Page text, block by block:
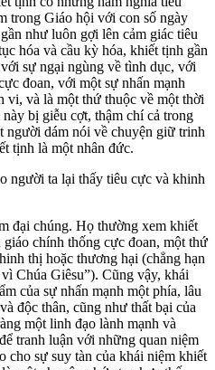
trong Giáo hội với con số ngày
như luôn gợi lên cảm giác tiêu
hóa và cầu kỳ hóa, khiết tịnh gần
sự ngại ngùng về tình dục, với
đoan, với một sự nhấn mạnh
vi, và là một thứ thuộc về một thời
bị giễu cợt, thậm chí cả trong
người dám nói về chuyện giữ trinh
tịnh là một nhân đức.
người ta lại thấy tiêu cực và khinh
đại chúng. Họ thường xem khiết
chính thống cực đoan, một thứ
thị hoặc thương hại (chẳng hạn
Chúa Giêsu”). Cũng vậy, khái
của sự nhấn mạnh một phía, lâu
độc thân, cũng như thất bại của
một linh đạo lành mạnh và
tranh luận với những quan niệm
cho sự suy tàn của khái niệm khiết